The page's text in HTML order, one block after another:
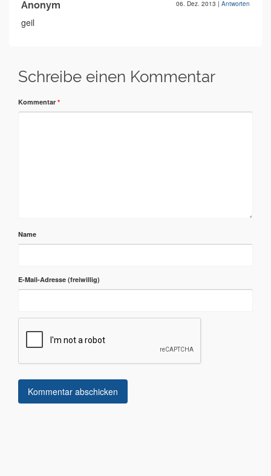
Anonym 06. Dez. 2013 | Antworten
geil
Schreibe einen Kommentar
Kommentar *
Name
E-Mail-Adresse